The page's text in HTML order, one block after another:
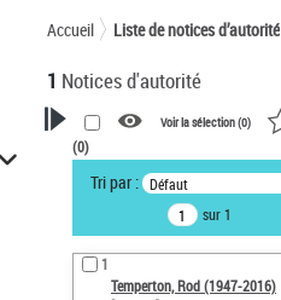
Accueil Liste de notices d’autorité
1 Notices d'autorité
VOTRE RECHERCHE
Recherche avancée dans les
notices d’autorité
Œuvres liées à l'auteur :
Temperton, Rod (1947-2016)
Voir la sélection (0)
(0)
Tri par : Défaut
sur 1
1
Temperton, Rod (1947-2016)